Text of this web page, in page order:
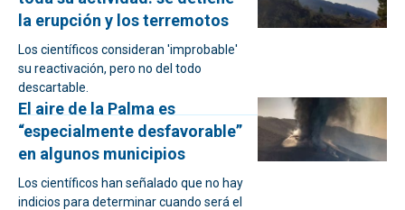
la erupción y los terremotos
Los científicos consideran 'improbable'
su reactivación, pero no del todo
descartable.
El aire de la Palma es
“especialmente desfavorable”
en algunos municipios
Los científicos han señalado que no hay
indicios para determinar cuando será el